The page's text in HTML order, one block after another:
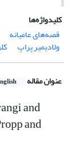
کلیدواژه‌ها
قصه‌های عامیانه
ولادیمیر پراپ
عنوان مقاله
and
and